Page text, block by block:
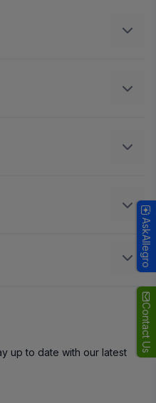
Contact Us
up to date with our latest
AskAllegro